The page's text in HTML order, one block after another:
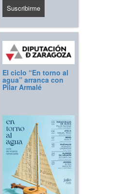
El ciclo “En torno al
agua” arranca con
Pilar Armalé